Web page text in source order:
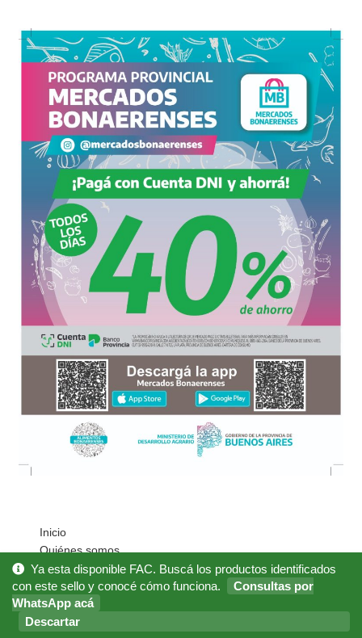
Inicio
Quiénes somos
Cómo Comprar?
Mi cuenta
Noticias
Preguntas Frecuentes
Ya esta disponible FAC. Buscá los productos identificados
con este sello y conocé cómo funciona.
Consultas por
WhatsApp acá
Descartar